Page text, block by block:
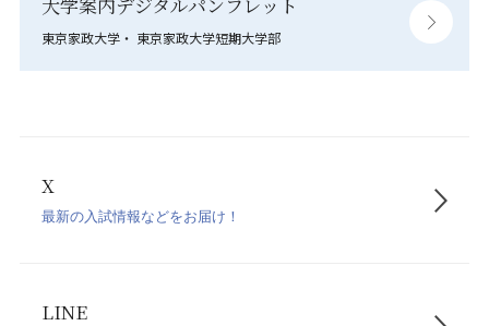
東京家政大学・ 東京家政大学短期大学部
X
最新の入試情報などをお届け！
LINE